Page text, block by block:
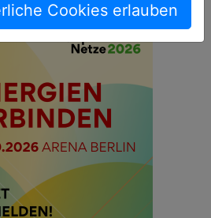
Cookies erlauben